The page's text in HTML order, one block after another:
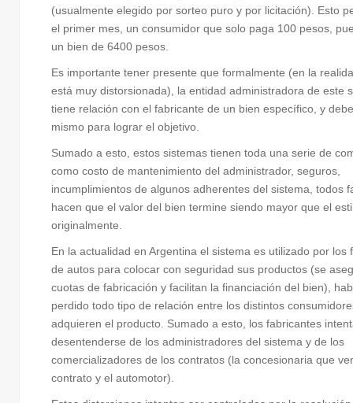
(usualmente elegido por sorteo puro y por licitación). Esto
el primer mes, un consumidor que solo paga 100 pesos,
un bien de 6400 pesos.
Es importante tener presente que formalmente (en la
está muy distorsionada), la entidad administradora de este
tiene relación con el fabricante de un bien específico, y
mismo para lograr el objetivo.
Sumado a esto, estos sistemas tienen toda una serie de
como costo de mantenimiento del administrador, seguros,
incumplimientos de algunos adherentes del sistema, todos
hacen que el valor del bien termine siendo mayor que el
originalmente.
En la actualidad en Argentina el sistema es utilizado por los
de autos para colocar con seguridad sus productos (se
cuotas de fabricación y facilitan la financiación del bien),
perdido todo tipo de relación entre los distintos
adquieren el producto. Sumado a esto, los fabricantes
desentenderse de los administradores del sistema y de los
comercializadores de los contratos (la concesionaria que
contrato y el automotor).